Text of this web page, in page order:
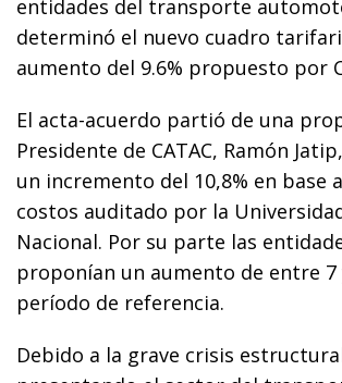
entidades del transporte
determinó el nuevo cuadro
aumento del 9.6% propuesto por
El acta-acuerdo partió de una
Presidente de CATAC, Ramón
un incremento del 10,8% en base
costos auditado por la
Nacional. Por su parte las
proponían un aumento de entre 7
período de referencia.
Debido a la grave crisis